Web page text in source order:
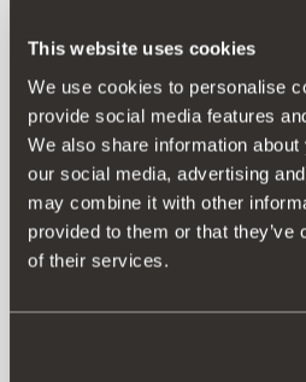
This website uses cookies
We use cookies to personalise
provide social media features
We also share information
our social media, advertising
may combine it with other
provided to them or that
of their services.
000051444AQ
Cabo 3 em 1 de carregamento
USB tipo C
Aceder ao produto